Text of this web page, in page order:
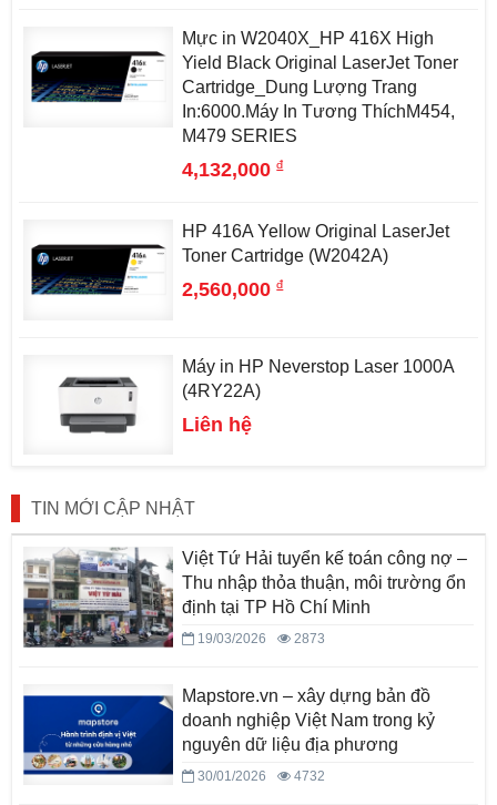
Mực in W2040X_HP 416X High
Yield Black Original LaserJet Toner
Cartridge_Dung Lượng Trang
In:6000.Máy In Tương ThíchM454,
M479 SERIES
4,132,000đ
HP 416A Yellow Original LaserJet
Toner Cartridge (W2042A)
2,560,000đ
Máy in HP Neverstop Laser 1000A
(4RY22A)
Liên hệ
TIN MỚI CẬP NHẬT
Việt Tứ Hải tuyển kế toán công nợ –
Thu nhập thỏa thuận, môi trường ổn
định tại TP Hồ Chí Minh
19/03/2026 2873
Mapstore.vn – xây dựng bản đồ
doanh nghiệp Việt Nam trong kỷ
nguyên dữ liệu địa phương
30/01/2026 4732